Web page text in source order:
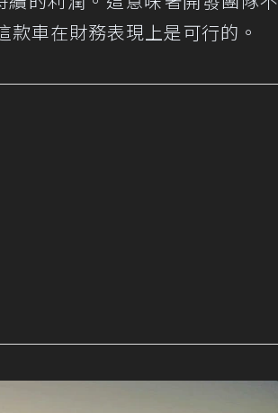
車在財務表現上是可行的。